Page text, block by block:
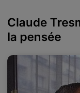
Claude
la pensée